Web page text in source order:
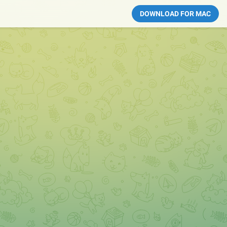
DOWNLOAD FOR MAC